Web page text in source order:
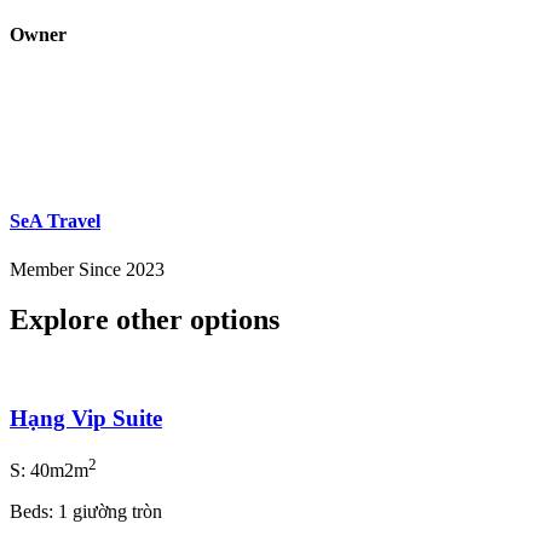
Owner
SeA Travel
Member Since 2023
Explore other options
Hạng Vip Suite
S: 40m2m2
Beds: 1 giường tròn